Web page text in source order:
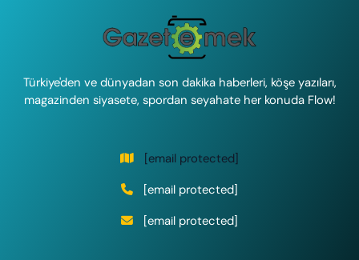
Türkiye'den ve dünyadan son dakika haberleri, köşe yazıları,
magazinden siyasete, spordan seyahate her konuda Flow!
[email protected]
[email protected]
[email protected]